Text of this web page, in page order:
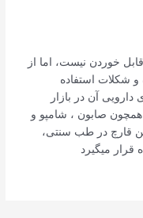
خوردن نیست، اما از
شکلات استفاده
آن در بازار
صابون ، شامپو و
قارچ در طب سنتی،
قرار میگیرد